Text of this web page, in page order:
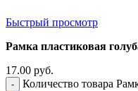
Быстрый просмотр
Рамка пластиковая
17.00 руб.
Количество товара